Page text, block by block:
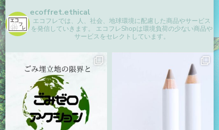
ecoffret.ethical
エコフレでは、人、社会、地球環境に配慮した商品やサービス
を発信していきます。
エコフレShopは環境負荷の少ない商品や
サービスをセレクトしています。